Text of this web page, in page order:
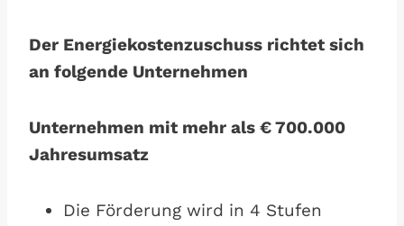
Der Energiekostenzuschuss richtet sich
an folgende Unternehmen
Unternehmen mit mehr als € 700.000
Jahresumsatz
Die Förderung wird in 4 Stufen